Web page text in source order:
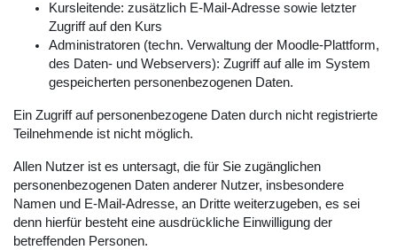
Kursleitende: zusätzlich E-Mail-Adresse sowie letzter
Zugriff auf den Kurs
Administratoren (techn. Verwaltung der Moodle-Plattform,
des Daten- und Webservers): Zugriff auf alle im System
gespeicherten personenbezogenen Daten.
Ein Zugriff auf personenbezogene Daten durch nicht registrierte
Teilnehmende ist nicht möglich.
Allen Nutzer ist es untersagt, die für Sie zugänglichen
personenbezogenen Daten anderer Nutzer, insbesondere
Namen und E-Mail-Adresse, an Dritte weiterzugeben, es sei
denn hierfür besteht eine ausdrückliche Einwilligung der
betreffenden Personen.